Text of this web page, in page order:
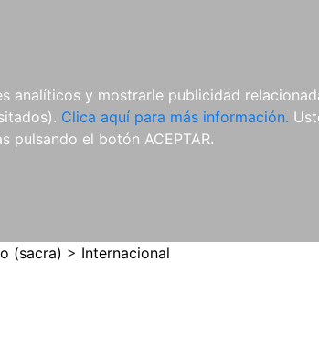
analíticos y mostrarle publicidad
Clica aquí para más información.
pulsando el botón ACEPTAR.
REVISTAS
CDS Y
DVDS
MATERIAL
(sacra) > Internacional